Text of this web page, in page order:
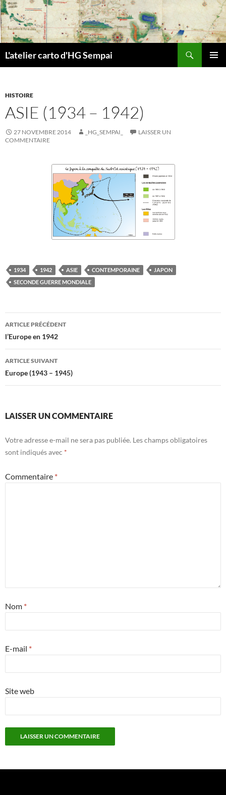
Aller
au
contenu
L'atelier carto d'HG Sempai
HISTOIRE
ASIE (1934 – 1942)
27 NOVEMBRE 2014 _HG_SEMPAI_
LAISSER UN
COMMENTAIRE
1934 1942 ASIE CONTEMPORAINE
JAPON
SECONDE GUERRE MONDIALE
Navigation
des
articles
ARTICLE PRÉCÉDENT
l’Europe en 1942
ARTICLE SUIVANT
Europe (1943 – 1945)
LAISSER UN COMMENTAIRE
Votre adresse e-mail ne sera pas publiée. Les champs obligatoires
sont indiqués avec *
Commentaire *
Nom *
E-mail *
Site web